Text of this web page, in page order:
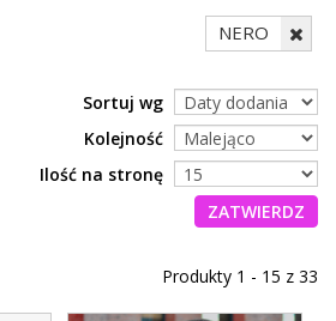
NERO
Sortuj wg
Kolejność
Ilość na stronę
Produkty 1 - 15 z 33